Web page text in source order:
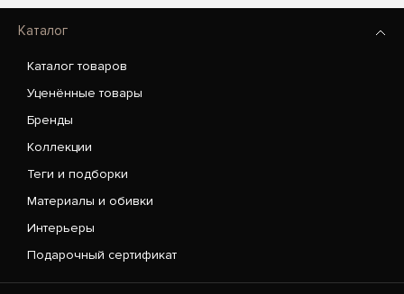
Каталог
Каталог товаров
Уценённые товары
Бренды
Коллекции
Теги и подборки
Материалы и обивки
Интерьеры
Подарочный сертификат